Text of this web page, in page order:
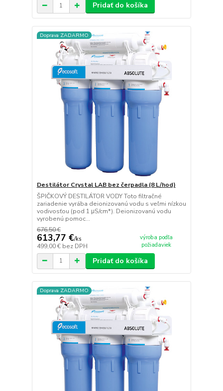
Pridať do košíka
Doprava ZADARMO
Destilátor Crystal LAB bez čerpadla (8 L/hod)
ŠPIČKOVÝ DESTILÁTOR VODY Toto filtračné
zariadenie vyrába deionizovanú vodu s veľmi nízkou
vodivosťou (pod 1 μS/cm*). Deionizovanú vodu
vyrobenú pomoc...
676,50 €
613,77 €/ks
499,00 € bez DPH
výroba podľa
požiadaviek
Pridať do košíka
Doprava ZADARMO